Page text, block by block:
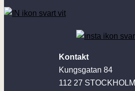
Kontakt
Kungsgatan 84
112 27 STOCKHOLM